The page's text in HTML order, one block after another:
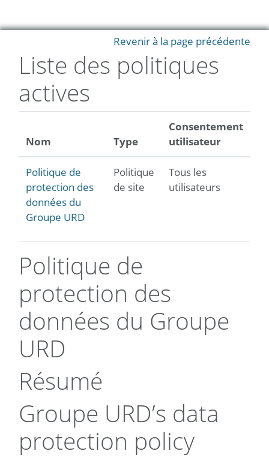
Revenir à la page précédente
Liste des politiques
actives
Nom Type
Consentement
utilisateur
Politique de
protection des
données du
Groupe URD
Politique
de site
Tous les
utilisateurs
Politique de
protection des
données du Groupe
URD
Résumé
Groupe URD’s data
protection policy